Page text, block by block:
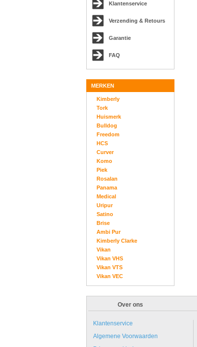
Klantenservice
Verzending & Retours
Garantie
FAQ
MERKEN
Kimberly
Tork
Huismerk
Bulldog
Freedom
HCS
Curver
Komo
Piek
Rosalan
Panama
Medical
Uripur
Satino
Brise
Ambi Pur
Kimberly Clarke
Vikan
Vikan VHS
Vikan VTS
Vikan VEC
Over ons
Klantenservice
Algemene Voorwaarden